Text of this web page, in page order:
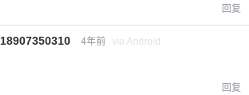
回复
18907350310 4年前 via Android
回复